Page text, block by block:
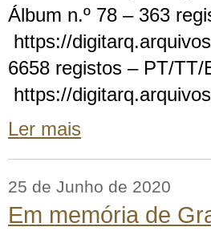
Álbum n.º 78 – 363
https://
6658 registos – PT/
https://
Ler mais
25 de Junho de 2020
Em memória de